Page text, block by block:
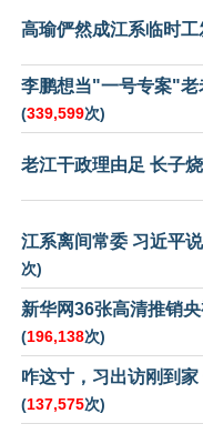
高瑜俨然成江系临时工
李鹏想当"一号专案"老
(339,599次)
老江干政理由足 长子
江系离间常委 习近平
次)
新华网36张高清推销
(196,138次)
咋这寸，习出访刚到
(137,575次)